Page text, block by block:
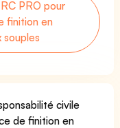
PRO pour
finition en
souples
civile
de finition en